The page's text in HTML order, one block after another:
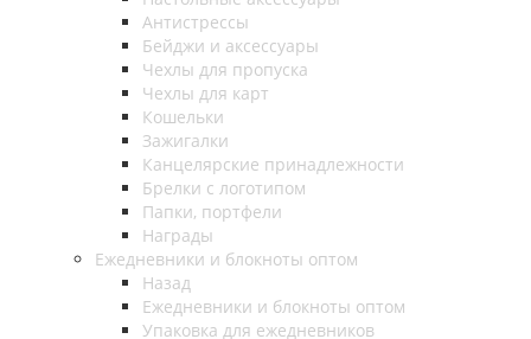
Антистрессы
Бейджи и аксессуары
Чехлы для пропуска
Чехлы для карт
Кошельки
Зажигалки
Канцелярские принадлежности
Брелки с логотипом
Папки, портфели
Награды
Ежедневники и блокноты оптом
Назад
Ежедневники и блокноты оптом
Упаковка для ежедневников